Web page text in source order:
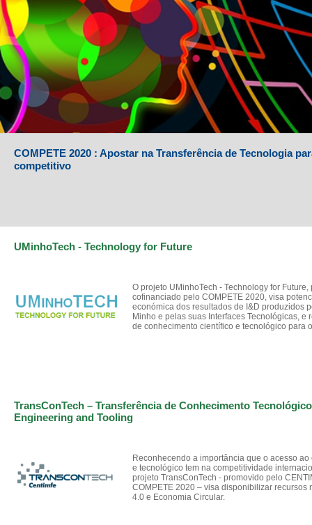
COMPETE 2020 : Apostar na Transferência de Tecnologia
competitivo
UMinhoTech - Technology for Future
O projeto UMinhoTech - Technology for
cofinanciado pelo COMPETE 2020, visa
económica dos resultados de I&D produzidos
Minho e pelas suas Interfaces Tecnológicas, e
de conhecimento científico e tecnológico para
TransConTech – Transferência de Conhecimento
Engineering and Tooling
Reconhecendo a importância que o acesso
e tecnológico tem na competitividade
projeto TransConTech - promovido pelo
COMPETE 2020 – visa disponibilizar recursos
4.0 e Economia Circular.